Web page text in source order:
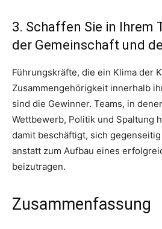
3. Schaffen Sie in Ihrem
der Gemeinschaft und
Führungskräfte, die ein Klima der
Zusammengehörigkeit innerhalb
sind die Gewinner. Teams, in
Wettbewerb, Politik und Spaltung
damit beschäftigt, sich
anstatt zum Aufbau eines
beizutragen.
Zusammenfassung